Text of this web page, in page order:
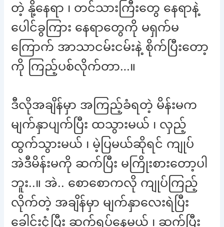
တဲ့ နို့နေရာ ၊ တင်သားကြီးတွေ နေရာနဲ့
ပေါင်ခွကြား နေရာတွေကို မရှက်မ
ကြောက် အာသာငမ်းငမ်းနဲ့ စိုက်ပြီးတော့
ကို ကြည့်ပစ်လိုက်တာ…။
ဒီလိုအချိန်မှာ အကြည့်ခံရတဲ့ မိန်းမက
မျက်နှာပျက်ပြီး ထသွားမယ် ၊ လှည့်
ထွက်သွားမယ် ၊ မဲ့ပြမယ်ဆိုရင် ကျုပ်
အဲဒီမိန်းမကို ဆက်ပြီး မကြိုးစားတော့ပါ
ဘူး..။ အဲ.. စောစောကလို ကျုပ်ကြည့်
လိုက်တဲ့ အချိန်မှာ မျက်နှာလေးရဲပြီး
ခေါင်းငုံ့ပြီး ဆက်ရပ်နေမယ် ၊ ဆက်ပြီး